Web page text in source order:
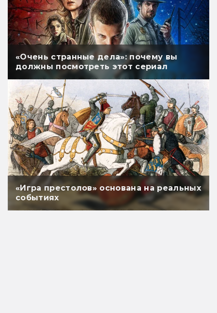
«Очень странные дела»: почему вы
должны посмотреть этот сериал
«Игра престолов» основана на реальных
событиях